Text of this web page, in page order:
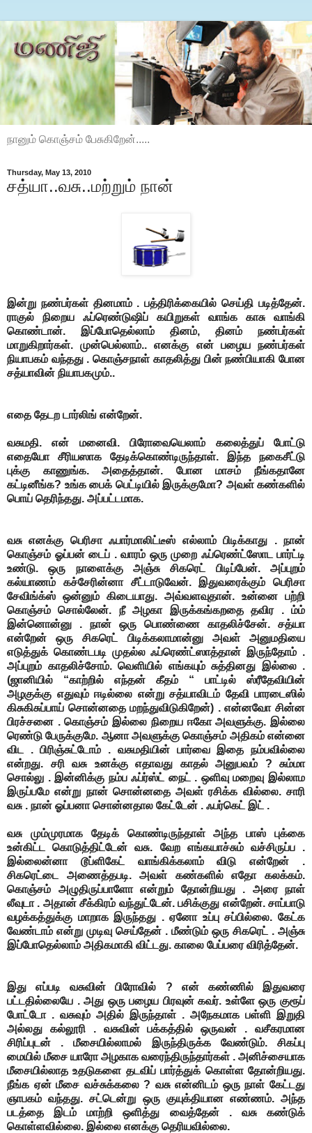
நானும் கொஞ்சம் பேசுகிறேன்.....
Thursday, May 13, 2010
சத்யா..வசு..மற்றும் நான்
இன்று நண்பர்கள் தினமாம் . பத்திரிக்கையில் செய்தி படித்தேன்.
ராகுல் நிறைய ஃப்ரெண்டுஷிப் கயிறுகள் வாங்க காசு வாங்கி
கொண்டான். இப்போதெல்லாம் தினம், தினம் நண்பர்கள்
மாறுகிறார்கள். முன்பெல்லாம்.. எனக்கு என் பழைய நண்பர்கள்
நியாபகம் வந்தது . கொஞ்சநாள் காதலித்து பின் நண்பியாகி போன
சத்யாவின் நியாபகமும்..
எதை தேடற டார்லிங் என்றேன்.
வசுமதி. என் மனைவி. பிரோவையெலாம் கலைத்துப் போட்டு
எதையோ சீரியஸாக தேடிக்கொண்டிருந்தாள்.
இந்த நகைசீட்டு
புக்கு காணுங்க. அதைத்தான். போன மாசம் நீங்கதானே
கட்டினீங்க? உங்க பைக் பெட்டியில் இருக்குமோ? அவள் கண்களில்
பொய் தெரிந்தது. அப்பட்டமாக.
வசு எனக்கு பெரிசா ஃபார்மாலிட்டீஸ் எல்லாம் பிடிக்காது . நான்
கொஞ்சம் ஓப்பன் டைப் . வாரம் ஒரு முறை ஃப்ரெண்ட்ஸோட பார்ட்டி
உண்டு. ஒரு நாளைக்கு அஞ்சு சிகரெட் பிடிப்பேன். அப்புறம்
கல்யாணம் கச்சேரின்னா சீட்டாடுவேன். இதுவரைக்கும் பெரிசா
சேவிங்க்ஸ் ஒன்னும் கிடையாது. அவ்வளவுதான். உன்னை பற்றி
கொஞ்சம் சொல்லேன். நீ அழகா இருக்கங்கறதை தவிர . ம்ம்
இன்னொன்னு . நான் ஒரு பொண்ணை காதலிச்சேன். சத்யா
என்றேன் ஒரு சிகரெட் பிடிக்கலாமான்னு அவள் அனுமதியை
எடுத்துக் கொண்டபடி முதல்ல ஃப்ரெண்ட்ஸாத்தான் இருந்தோம் .
அப்புறம் காதலிச்சோம். வெளியில் எங்கயும் சுத்தினது இல்லை .
(ஜானியில் “காற்றில் எந்தன் கீதம் “ பாட்டில் ஸ்ரீதேவியின்
அழகுக்கு எதுவும் ஈடில்லை என்று சத்யாவிடம் தேவி பாரடைஸில்
கிசுகிசுப்பாய் சொன்னதை மறந்துவிடுகிறேன்) . என்னவோ சின்ன
பிரச்சனை . கொஞ்சம் இல்லை நிறைய ஈகோ அவளுக்கு. இல்லை
ரெண்டு பேருக்குமே. ஆனா அவளுக்கு கொஞ்சம் அதிகம் என்னை
விட . பிரிஞ்சுட்டோம் . வசுமதியின் பார்வை இதை நம்பவில்லை
என்றது. சரி வசு உனக்கு எதாவது காதல் அனுபவம் ? சும்மா
சொல்லு . இன்னிக்கு நம்ப ஃப்ர்ஸ்ட் நைட் . ஒளிவு மறைவு இல்லாம
இருப்பமே என்று நான் சொன்னதை அவள் ரசிக்க வில்லை. சாரி
வசு . நான் ஓப்பனா சொன்னதால கேட்டேன் . ஃபர்கெட் இட் .
வசு மும்முரமாக தேடிக் கொண்டிருந்தாள்
அந்த பாஸ் புக்கை
உன்கிட்ட கொடுத்திட்டேன் வசு. வேற எங்கயாச்சும் வச்சிருப்ப .
இல்லைன்னா டூப்ளிகேட் வாங்கிக்கலாம் விடு என்றேன் .
சிகரெட்டை அணைத்தபடி. அவள் கண்களில் எதோ கலக்கம்.
கொஞ்சம் அழுதிருப்பாளோ என்றும் தோன்றியது . அரை நாள்
லீவுடா . அதான் சீக்கிரம் வந்துட்டேன். பசிக்குது என்றேன். சாப்பாடு
வழக்கத்துக்கு மாறாக இருந்தது . ஏனோ உப்பு சப்பில்லை. கேட்க
வேண்டாம் என்று முடிவு செய்தேன் . மீண்டும் ஒரு சிகரெட் . அஞ்சு
இப்போதெல்லாம் அதிகமாகி விட்டது. காலை பேப்பரை விரித்தேன்.
இது எப்படி வசுவின் பிரோவில் ? என் கண்ணில் இதுவரை
பட்டதில்லையே . அது ஒரு பழைய பிரவுன் கவர். உள்ளே ஒரு குரூப்
போட்டோ . வசுவும் அதில் இருந்தாள் . அநேகமாக பள்ளி இறுதி
அல்லது கல்லூரி . வசுவின் பக்கத்தில் ஒருவன் . வசீகரமான
சிரிப்புடன் . மீசையில்லாமல் இருந்திருக்க வேண்டும். சிகப்பு
மையில் மீசை யாரோ அழகாக வரைந்திருந்தார்கள் . அனிச்சையாக
மீசையில்லாத உதடுகளை தடவிப் பார்த்துக் கொள்ள தோன்றியது.
நீங்க ஏன் மீசை வச்சுக்கலை ? வசு என்னிடம் ஒரு நாள் கேட்டது
ஞாபகம் வந்தது. சட்டென்று ஒரு குயுக்தியான எண்ணம். அந்த
படத்தை இடம் மாற்றி ஒளித்து வைத்தேன் . வசு கண்டுக்
கொள்ளவில்லை. இல்லை எனக்கு தெரியவில்லை.